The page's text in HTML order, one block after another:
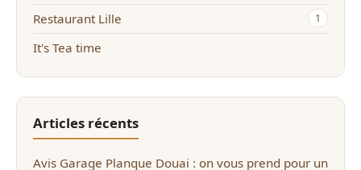
Restaurant Lille 1
It's Tea time
Articles récents
Avis Garage Planque Douai : on vous prend pour un